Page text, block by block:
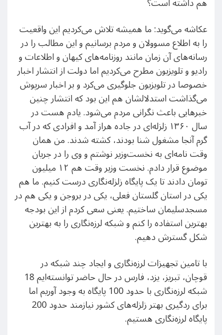
عکاشه می‌گوید: ما همیشه تلاش می‌کردیم این واقعیت
را به اطلاع مسوولان و مردم برسانیم و این مطالب را در
رسانه‌های آن زمان مانند روزنامه‌های کیهان و اطلاعات و
رادیو و تلویزیون مطرح می‌کردیم اما دولت از انتشار اخبار
خصوصا در تلویزیون جلوگیری می‌کرد و بر اخبار سرپوش
می‌گذاشت استدلالشان هم این بود که انتشار چنین
خبرهایی باعث نگرانی مردم می‌شود. یادم هست در
سال ۱۳۶۰ زلزله‌ای در جاده هراز آمد و افرادی که در آب
گرم آنجا مشغول شنا بودند، کشته شدند. من همان
وقت نامه‌ای به نخست‌وزیر نوشتم و وی را در جریان
موضوع قرار دادم. نخست وزیر وقت هم ۱۲ میلیون
تومان دادند تا یک پایگاه زلزله‌نگاری درست کنیم. ما هم
یکی در استان گلستان فعلی، یکی در بروجن و یکی هم در
مسجدسلیمان ساختیم. یعنی سعی کردم از این بودجه
بهترین استفاده را کنم و شبکه لرزه‌نگاری را به بهترین
شکل گسترش دهیم.
با تامین تجهیزات لرزه‌نگاری و ایجاد چند شبکه در
قوچان، تبریز، یزد، فارس در حال حاضر توانسته‌ایم 18
شبکه لرزه‌نگاری با حدود 100 پایگاه به وجود آوریم اما
برای ردگیری بهتر زلزله‌های کشور نیازمند حدود 200
پایگاه لرزه‌نگاری هستیم.